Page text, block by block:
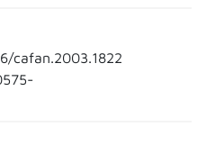
cafan.2003.1822